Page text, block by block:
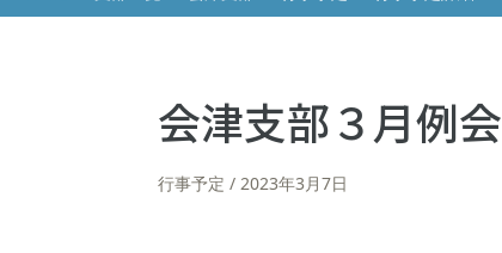
会津支部３月例会
行事予定 2023年3月7日